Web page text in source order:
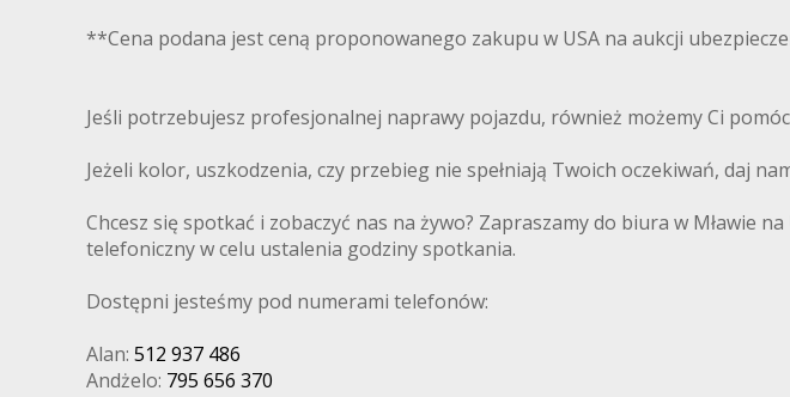
**Cena podana jest ceną proponowanego zakupu w USA na aukcji
Jeśli potrzebujesz profesjonalnej naprawy pojazdu, również możemy Ci
Jeżeli kolor, uszkodzenia, czy przebieg nie spełniają Twoich oczekiwań, daj
Chcesz się spotkać i zobaczyć nas na żywo? Zapraszamy do biura w Mławie
telefoniczny w celu ustalenia godziny spotkania.
Dostępni jesteśmy pod numerami telefonów:
Alan: 512 937 486
Andżelo: 795 656 370